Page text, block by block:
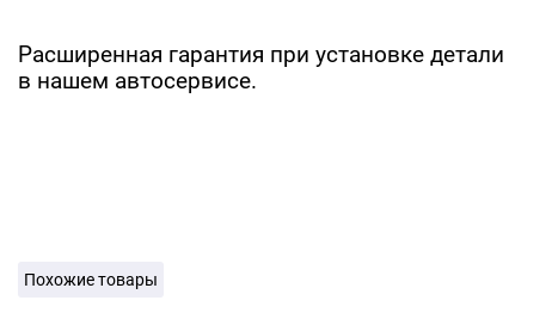
Расширенная гарантия при установке детали
в нашем автосервисе.
Похожие товары